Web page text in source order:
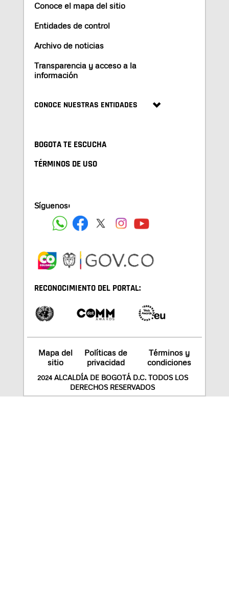
Conoce el mapa del sitio
Entidades de control
Archivo de noticias
Transparencia y acceso a la
información
CONOCE NUESTRAS ENTIDADES
BOGOTA TE ESCUCHA
TÉRMINOS DE USO
Síguenos:
RECONOCIMIENTO DEL PORTAL:
Mapa del
sitio
Políticas de
privacidad
Términos y
condiciones
2024 ALCALDÍA DE BOGOTÁ D.C. TODOS LOS
DERECHOS RESERVADOS